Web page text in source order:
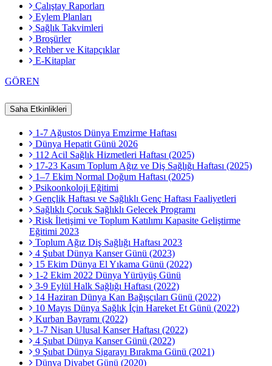
Çalıştay Raporları
Eylem Planları
Sağlık Takvimleri
Broşürler
Rehber ve Kitapçıklar
E-Kitaplar
GÖREN
Saha Etkinlikleri
1-7 Ağustos Dünya Emzirme Haftası
Dünya Hepatit Günü 2026
112 Acil Sağlık Hizmetleri Haftası (2025)
17-23 Kasım Toplum Ağız ve Diş Sağlığı Haftası (2025)
1–7 Ekim Normal Doğum Haftası (2025)
Psikoonkoloji Eğitimi
Gençlik Haftası ve Sağlıklı Genç Haftası Faaliyetleri
Sağlıklı Çocuk Sağlıklı Gelecek Programı
Risk İletişimi ve Toplum Katılımı Kapasite Geliştirme
Eğitimi 2023
Toplum Ağız Diş Sağlığı Haftası 2023
4 Şubat Dünya Kanser Günü (2023)
15 Ekim Dünya El Yıkama Günü (2022)
1-2 Ekim 2022 Dünya Yürüyüş Günü
3-9 Eylül Halk Sağlığı Haftası (2022)
14 Haziran Dünya Kan Bağışçıları Günü (2022)
10 Mayıs Dünya Sağlık İçin Hareket Et Günü (2022)
Kurban Bayramı (2022)
1-7 Nisan Ulusal Kanser Haftası (2022)
4 Şubat Dünya Kanser Günü (2022)
9 Şubat Dünya Sigarayı Bırakma Günü (2021)
Dünya Diyabet Günü (2020)